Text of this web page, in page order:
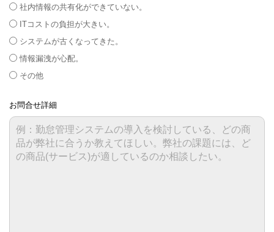
社内情報の共有化ができていない。
ITコストの負担が大きい。
システムが古くなってきた。
情報漏洩が心配。
その他
お問合せ詳細